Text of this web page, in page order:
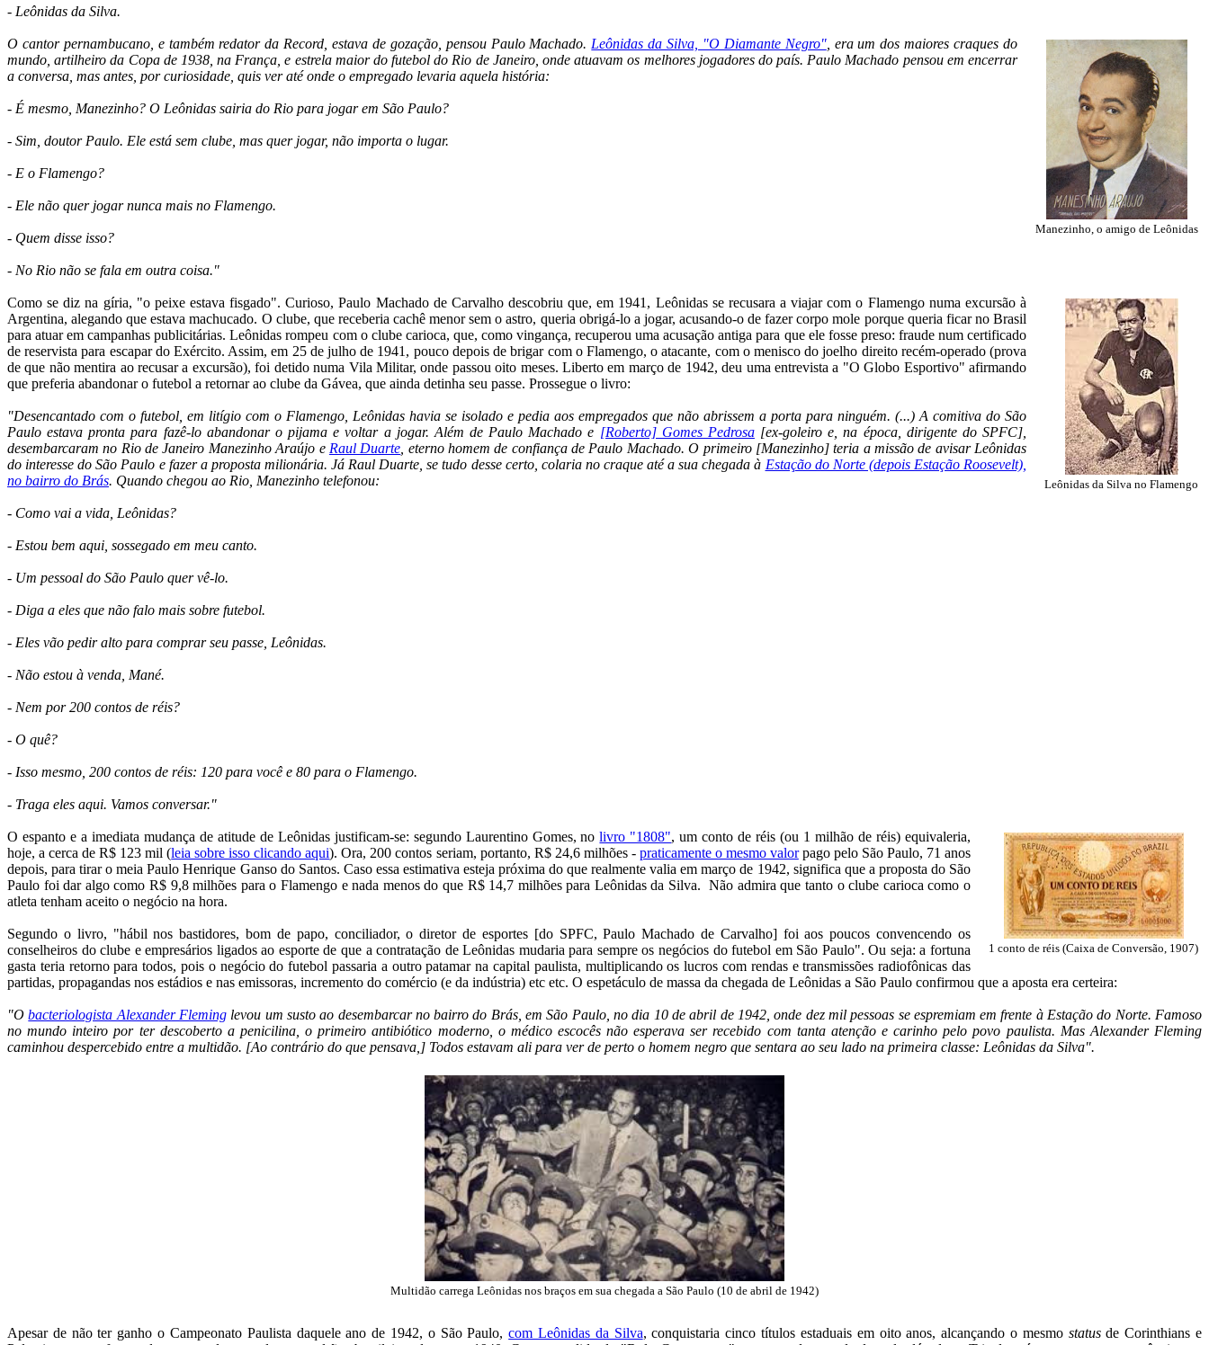
- Leônidas da Silva.
Manezinho, o amigo de Leônidas
O cantor pernambucano, e também redator da Record, estava de gozação, pensou Paulo Machado. Leônidas da Silva, "O Diamante Negro", era um dos maiores craques do
mundo, artilheiro da Copa de 1938, na França, e estrela maior do futebol do Rio de Janeiro, onde atuavam os melhores jogadores do país. Paulo Machado pensou em encerrar
a conversa, mas antes, por curiosidade, quis ver até onde o empregado levaria aquela história:
- É mesmo, Manezinho? O Leônidas sairia do Rio para jogar em São Paulo?
- Sim, doutor Paulo. Ele está sem clube, mas quer jogar, não importa o lugar.
- E o Flamengo?
- Ele não quer jogar nunca mais no Flamengo.
- Quem disse isso?
- No Rio não se fala em outra coisa."
Leônidas da Silva no Flamengo
Como se diz na gíria, "o peixe estava fisgado". Curioso, Paulo Machado de Carvalho descobriu que, em 1941, Leônidas se recusara a viajar com o Flamengo numa excursão à
Argentina, alegando que estava machucado. O clube, que receberia cachê menor sem o astro, queria obrigá-lo a jogar, acusando-o de fazer corpo mole porque queria ficar no Brasil
para atuar em campanhas publicitárias. Leônidas rompeu com o clube carioca, que, como vingança, recuperou uma acusação antiga para que ele fosse preso: fraude num certificado
de reservista para escapar do Exército. Assim, em 25 de julho de 1941, pouco depois de brigar com o Flamengo, o atacante, com o menisco do joelho direito recém-operado (prova
de que não mentira ao recusar a excursão), foi detido numa Vila Militar, onde passou oito meses. Liberto em março de 1942, deu uma entrevista a "O Globo Esportivo" afirmando
que preferia abandonar o futebol a retornar ao clube da Gávea, que ainda detinha seu passe. Prossegue o livro:
"Desencantado com o futebol, em litígio com o Flamengo, Leônidas havia se isolado e pedia aos empregados que não abrissem a porta para ninguém. (...) A comitiva do São
Paulo estava pronta para fazê-lo abandonar o pijama e voltar a jogar. Além de Paulo Machado e [Roberto] Gomes Pedrosa[ex-goleiro e, na época, dirigente do SPFC],
desembarcaram no Rio de Janeiro Manezinho Araújo e Raul Duarte , eterno homem de confiança de Paulo Machado. O primeiro [Manezinho] teria a missão de avisar Leônidas
do interesse do São Paulo e fazer a proposta milionária. Já Raul Duarte, se tudo desse certo, colaria no craque até a sua chegada à Estação do Norte (depois Estação Roosevelt),
no bairro do Brás. Quando chegou ao Rio, Manezinho telefonou:
- Como vai a vida, Leônidas?
- Estou bem aqui, sossegado em meu canto.
- Um pessoal do São Paulo quer vê-lo.
- Diga a eles que não falo mais sobre futebol.
- Eles vão pedir alto para comprar seu passe, Leônidas.
- Não estou à venda, Mané.
- Nem por 200 contos de réis?
- O quê?
- Isso mesmo, 200 contos de réis: 120 para você e 80 para o Flamengo.
- Traga eles aqui. Vamos conversar."
1 conto de réis (Caixa de Conversão, 1907)
O espanto e a imediata mudança de atitude de Leônidas justificam-se: segundo Laurentino Gomes, nolivro "1808", um conto de réis (ou 1 milhão de réis) equivaleria,
hoje, a cerca de R$ 123 mil (leia sobre isso clicando aqui). Ora, 200 contos seriam, portanto, R$ 24,6 milhões - praticamente o mesmo valorpago pelo São Paulo, 71 anos
depois, para tirar o meia Paulo Henrique Ganso do Santos. Caso essa estimativa esteja próxima do que realmente valia em março de 1942, significa que a proposta do São
Paulo foi dar algo como R$ 9,8 milhões para o Flamengo e nada menos do que R$ 14,7 milhões para Leônidas da Silva. Não admira que tanto o clube carioca como o
atleta tenham aceito o negócio na hora.
Segundo o livro, "hábil nos bastidores, bom de papo, conciliador, o diretor de esportes [do SPFC, Paulo Machado de Carvalho] foi aos poucos convencendo os
conselheiros do clube e empresários ligados ao esporte de que a contratação de Leônidas mudaria para sempre os negócios do futebol em São Paulo". Ou seja: a fortuna
gasta teria retorno para todos, pois o negócio do futebol passaria a outro patamar na capital paulista, multiplicando os lucros com rendas e transmissões radiofônicas das
partidas, propagandas nos estádios e nas emissoras, incremento do comércio (e da indústria) etc etc. O espetáculo de massa da chegada de Leônidas a São Paulo confirmou que a aposta era certeira:
"Obacteriologista Alexander Fleminglevou um susto ao desembarcar no bairro do Brás, em São Paulo, no dia 10 de abril de 1942, onde dez mil pessoas se espremiam em frente à Estação do Norte. Famoso
no mundo inteiro por ter descoberto a penicilina, o primeiro antibiótico moderno, o médico escocês não esperava ser recebido com tanta atenção e carinho pelo povo paulista. Mas Alexander Fleming
caminhou despercebido entre a multidão. [Ao contrário do que pensava,] Todos estavam ali para ver de perto o homem negro que sentara ao seu lado na primeira classe: Leônidas da Silva".
Multidão carrega Leônidas nos braços em sua chegada a São Paulo (10 de abril de 1942)
Apesar de não ter ganho o Campeonato Paulista daquele ano de 1942, o São Paulo,com Leônidas da Silva, conquistaria cinco títulos estaduais em oito anos, alcançando o mesmo statusde Corinthians e